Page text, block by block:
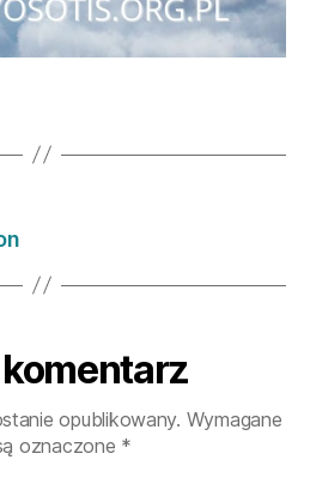
opublikowany. Wymagane
oznaczone *